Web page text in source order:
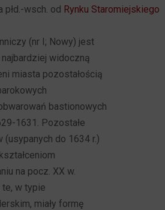
płd.-wsch. od Rynku Staromiejskiego
(nr I; Nowy) jest
widoczną
miasta pozostałością
bastionowych
1631. Pozostałe
(usypanych do 1634 r.)
na pocz. XX w.
te, w typie
miały formę